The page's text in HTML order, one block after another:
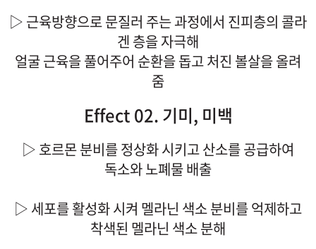
▷ 근육방향으로 문질러 주는 과정에서 진피층의 콜라
겐 층을 자극해
얼굴 근육을 풀어주어 순환을 돕고 처진 볼살을 올려
줌
Effect 02. 기미, 미백
▷ 호르몬 분비를 정상화 시키고 산소를 공급하여
독소와 노폐물 배출
▷ 세포를 활성화 시켜 멜라닌 색소 분비를 억제하고
착색된 멜라닌 색소 분해